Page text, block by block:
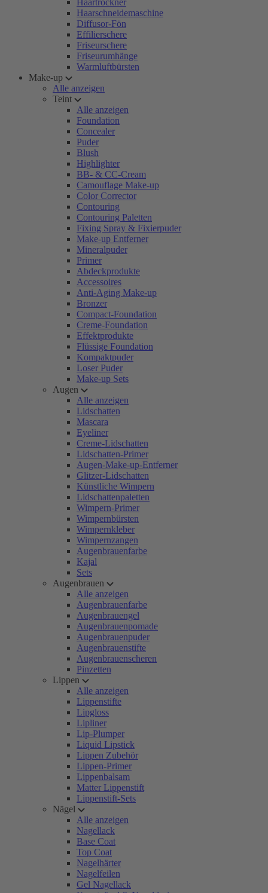
Haartrockner
Haarschneidemaschine
Diffusor-Fön
Effilierschere
Friseurschere
Friseurumhänge
Warmluftbürsten
Make-up
Alle anzeigen
Teint
Alle anzeigen
Foundation
Concealer
Puder
Blush
Highlighter
BB- & CC-Cream
Camouflage Make-up
Color Corrector
Contouring
Contouring Paletten
Fixing Spray & Fixierpuder
Make-up Entferner
Mineralpuder
Primer
Abdeckprodukte
Accessoires
Anti-Aging Make-up
Bronzer
Compact-Foundation
Creme-Foundation
Effektprodukte
Flüssige Foundation
Kompaktpuder
Loser Puder
Make-up Sets
Augen
Alle anzeigen
Lidschatten
Mascara
Eyeliner
Creme-Lidschatten
Lidschatten-Primer
Augen-Make-up-Entferner
Glitzer-Lidschatten
Künstliche Wimpern
Lidschattenpaletten
Wimpern-Primer
Wimpernbürsten
Wimpernkleber
Wimpernzangen
Augenbrauenfarbe
Kajal
Sets
Augenbrauen
Alle anzeigen
Augenbrauenfarbe
Augenbrauengel
Augenbrauenpomade
Augenbrauenpuder
Augenbrauenstifte
Augenbrauenscheren
Pinzetten
Lippen
Alle anzeigen
Lippenstifte
Lipgloss
Lipliner
Lip-Plumper
Liquid Lipstick
Lippen Zubehör
Lippen-Primer
Lippenbalsam
Matter Lippenstift
Lippenstift-Sets
Nägel
Alle anzeigen
Nagellack
Base Coat
Top Coat
Nagelhärter
Nagelfeilen
Gel Nagellack